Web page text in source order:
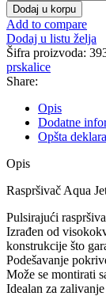
Dodaj u korpu
Add to compare
Dodaj u listu želja
Šifra proizvoda:
prskalice
Share:
Opis
Dodatne
Opšta
Opis
Raspršivač Aqua
Pulsirajući
Izrađen od
konstrukcije što
Podešavanje
Može se montirati
Idealan za